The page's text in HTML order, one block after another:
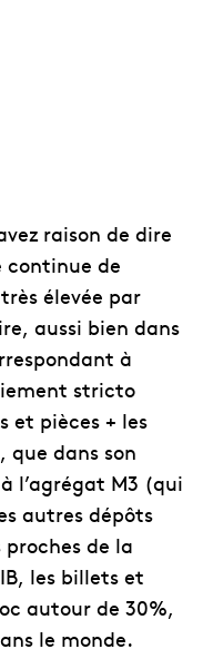
raison de dire
de
élevée par
aussi bien dans
à
stricto
et pièces + les
que dans son
l’agrégat M3 (qui
autres dépôts
de la
les billets et
autour de 30%,
le monde.